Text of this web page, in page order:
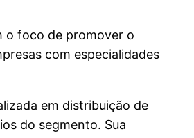
o foco de promover o
com especialidades
em distribuição de
do segmento. Sua